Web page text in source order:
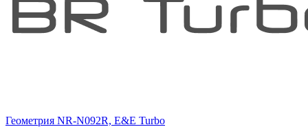
Геометрия NR-N092R, E&E Turbo